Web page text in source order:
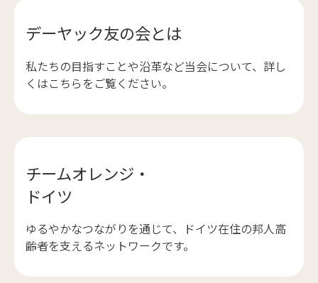
デーヤック友の会とは
私たちの目指すことや沿革など当会について、詳し
くはこちらをご覧ください。
チームオレンジ・
ドイツ
ゆるやかなつながりを通じて、ドイツ在住の邦人高
齢者を支えるネットワークです。